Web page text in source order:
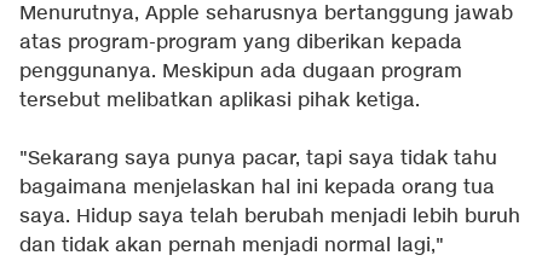
Menurutnya, Apple seharusnya bertanggung jawab
atas program-program yang diberikan kepada
penggunanya. Meskipun ada dugaan program
tersebut melibatkan aplikasi pihak ketiga.
"Sekarang saya punya pacar, tapi saya tidak tahu
bagaimana menjelaskan hal ini kepada orang tua
saya. Hidup saya telah berubah menjadi lebih buruh
dan tidak akan pernah menjadi normal lagi,"